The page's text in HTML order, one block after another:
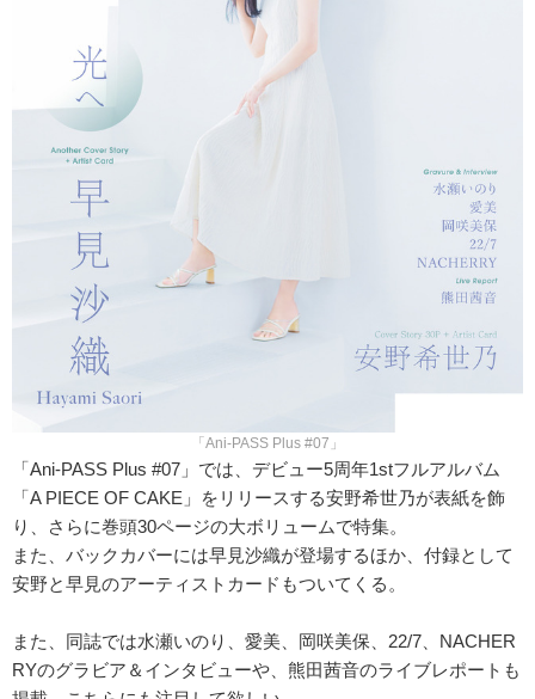
「Ani-PASS Plus #07」
「Ani-PASS Plus #07」では、デビュー5周年1stフルアルバム
「A PIECE OF CAKE」をリリースする安野希世乃が表紙を飾
り、さらに巻頭30ページの大ボリュームで特集。
また、バックカバーには早見沙織が登場するほか、付録として
安野と早見のアーティストカードもついてくる。
また、同誌では水瀬いのり、愛美、岡咲美保、22/7、NACHER
RYのグラビア＆インタビューや、熊田茜音のライブレポートも